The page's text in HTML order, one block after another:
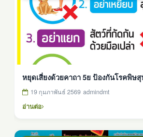
หยุดเสี่ยงด้วยคาถา 5ย ป้องกันโรคพิษ
19 กุมภาพันธ์ 2569 admindmt
อ่านต่อ